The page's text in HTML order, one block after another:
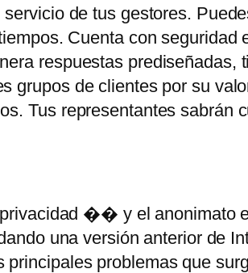
de tus gestores.
Cuenta con seguridad
respuestas prediseñadas,
grupos de clientes por su
Tus representantes sabrán
�� y el anonimato
una versión anterior de
problemas que